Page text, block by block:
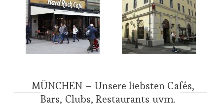
MÜNCHEN – Unsere liebsten Cafés,
Bars, Clubs, Restaurants uvm.